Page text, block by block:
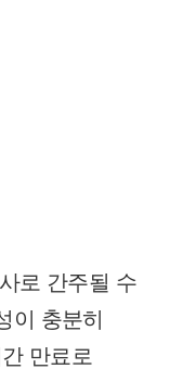
로 간주될 수
이 충분히
만료로